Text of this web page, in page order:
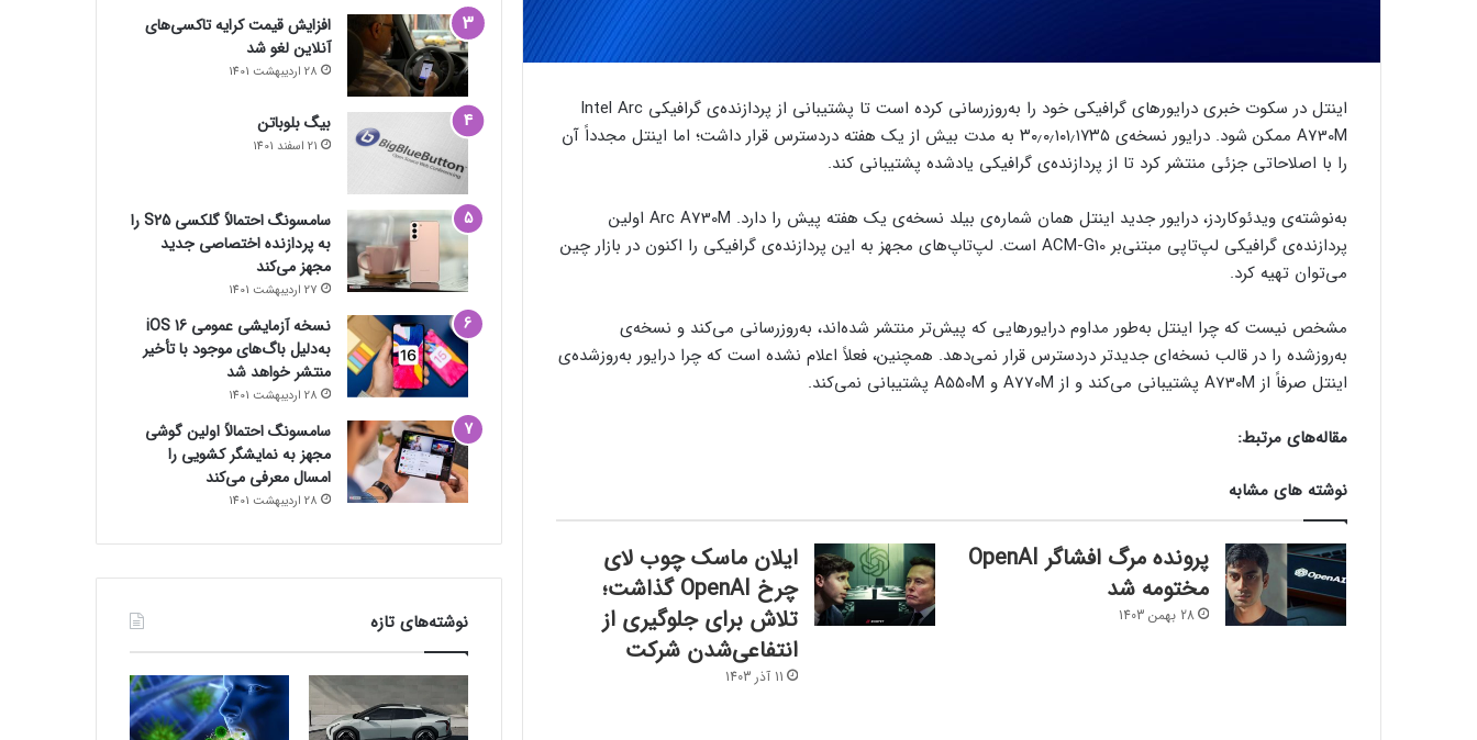
اینتل در سکوت خبری درایورهای گرافیکی خود را به‌روزرسانی کرده است تا پشتیبانی از پردازنده‌ی گرافیکی Intel Arc
A730M ممکن شود. درایور نسخه‌ی ۳۰٫۰٫۱۰۱٫۱۷۳۵ به مدت بیش از یک هفته دردسترس قرار داشت؛ اما اینتل مجدداً آن
را با اصلاحاتی جزئی منتشر کرد تا از پردازنده‌ی گرافیکی یادشده پشتیبانی کند.
به‌نوشته‌ی ویدئوکاردز، درایور جدید اینتل همان شماره‌ی بیلد نسخه‌ی یک هفته پیش را دارد. Arc A730M اولین
پردازنده‌ی گرافیکی لپ‌تاپی مبتنی‌بر
ACM-G10 است. لپ‌تاپ‌های مجهز به این پردازنده‌ی گرافیکی را اکنون در بازار چین
می‌توان تهیه کرد.
مشخص نیست که چرا اینتل به‌طور مداوم درایورهایی که پیش‌تر منتشر شده‌اند، به‌روزرسانی می‌کند و نسخه‌ی
به‌روزشده را در قالب نسخه‌ای جدیدتر دردسترس قرار نمی‌دهد. همچنین، فعلاً اعلام نشده است که چرا درایور به‌روزشده‌ی
اینتل صرفاً از A730M پشتیبانی می‌کند و از A770M و A550M پشتیبانی نمی‌کند.
مقاله‌های مرتبط:
نوشته های مشابه
پرونده مرگ افشاگر OpenAI
مختومه شد
28 بهمن 1403
ایلان ماسک چوب لای
چرخ OpenAI گذاشت؛
تلاش برای جلوگیری از
انتفاعی‌شدن شرکت
11 آذر 1403
فرم‌ور باتری در گوشی‌های شیائومی با
سیستم‌عامل HyperOS 2.0 به‌روزرسانی
مخفی دریافت کرد
افزایش قیمت کرایه تاکسی‌های
آنلاین لغو شد
28 اردیبهشت 1401
بیگ بلوباتن
21 اسفند 1401
سامسونگ احتمالاً گلکسی S25 را
به پردازنده اختصاصی جدید
مجهز می‌کند
27 اردیبهشت 1401
نسخه آزمایشی عمومی iOS 16
به‌دلیل باگ‌های موجود با تأخیر
منتشر خواهد شد
28 اردیبهشت 1401
سامسونگ احتمالاً اولین گوشی
مجهز به نمایشگر کشویی را
امسال معرفی می‌کند
28 اردیبهشت 1401
نوشته‌های تازه